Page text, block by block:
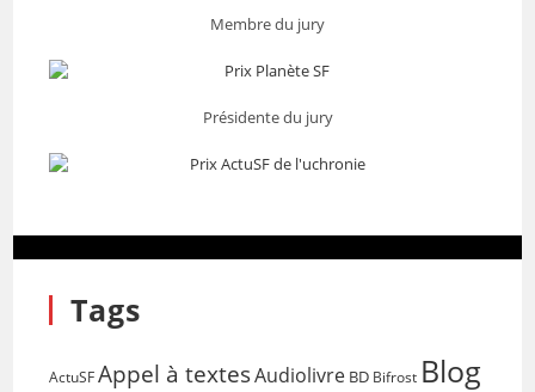
Membre du jury
Présidente du jury
Tags
ActuSF Appel à textesAudiolivre BD Bifrost Blog